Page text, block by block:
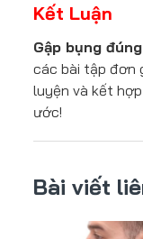
Kết Luận
Gập bụng
các bài tập đơn
luyện và kết
ước!
Bài viết